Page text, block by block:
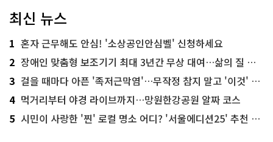
최신 뉴스
1 혼자 근무해도 안심! '소상공인안심벨' 신청하세요
2 장애인 맞춤형 보조기기 최대 3년간 무상 대여…삶의 질 높인다
3 걸을 때마다 아픈 '족저근막염'…무작정 참지 말고 '이것' 해보세요!
4 먹거리부터 야경 라이브까지…망원한강공원 알짜 코스
5 시민이 사랑한 '찐' 로컬 명소 어디? '서울에디션25' 추천 코스